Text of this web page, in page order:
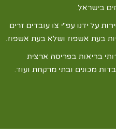
בישראל.
על ידנו עפ"י צו עובדים זרים
בעת אשפוז ושלא בעת אשפוז.
בריאות בפריסה ארצית
מכונים ובתי מרקחת ועוד.